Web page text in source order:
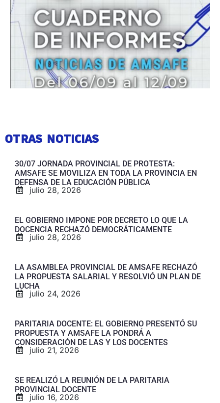
OTRAS NOTICIAS
30/07 JORNADA PROVINCIAL DE PROTESTA:
AMSAFE SE MOVILIZA EN TODA LA PROVINCIA EN
DEFENSA DE LA EDUCACIÓN PÚBLICA
julio 28, 2026
EL GOBIERNO IMPONE POR DECRETO LO QUE LA
DOCENCIA RECHAZÓ DEMOCRÁTICAMENTE
julio 28, 2026
LA ASAMBLEA PROVINCIAL DE AMSAFE RECHAZÓ
LA PROPUESTA SALARIAL Y RESOLVIÓ UN PLAN DE
LUCHA
julio 24, 2026
PARITARIA DOCENTE: EL GOBIERNO PRESENTÓ SU
PROPUESTA Y AMSAFE LA PONDRÁ A
CONSIDERACIÓN DE LAS Y LOS DOCENTES
julio 21, 2026
SE REALIZÓ LA REUNIÓN DE LA PARITARIA
PROVINCIAL DOCENTE
julio 16, 2026